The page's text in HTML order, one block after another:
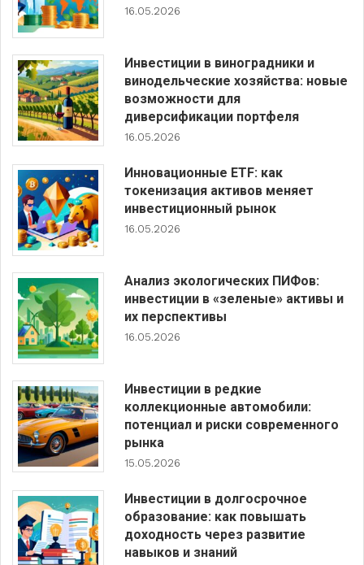
16.05.2026
Инвестиции в виноградники и
винодельческие хозяйства: новые
возможности для
диверсификации портфеля
16.05.2026
Инновационные ETF: как
токенизация активов меняет
инвестиционный рынок
16.05.2026
Анализ экологических ПИФов:
инвестиции в «зеленые» активы и
их перспективы
16.05.2026
Инвестиции в редкие
коллекционные автомобили:
потенциал и риски современного
рынка
15.05.2026
Инвестиции в долгосрочное
образование: как повышать
доходность через развитие
навыков и знаний